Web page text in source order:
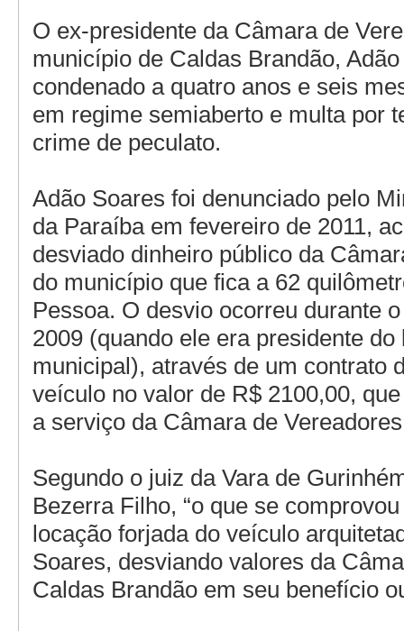
O ex-presidente da Câmara de
município de Caldas Brandão,
condenado a quatro anos e seis
em regime semiaberto e multa por
crime de peculato.
Adão Soares foi denunciado pelo
da Paraíba em fevereiro de 2011,
desviado dinheiro público da
do município que fica a 62
Pessoa. O desvio ocorreu durante
2009 (quando ele era presidente do
municipal), através de um contrato
veículo no valor de R$ 2100,00,
a serviço da Câmara de
Segundo o juiz da Vara de
Bezerra Filho, “o que se
locação forjada do veículo
Soares, desviando valores da
Caldas Brandão em seu benefício